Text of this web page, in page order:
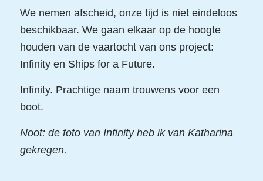
We nemen afscheid, onze tijd is niet eindeloos
beschikbaar. We gaan elkaar op de hoogte
houden van de vaartocht van ons project:
Infinity en Ships for a Future.
Infinity. Prachtige naam trouwens voor een
boot.
Noot: de foto van Infinity heb ik van Katharina
gekregen.